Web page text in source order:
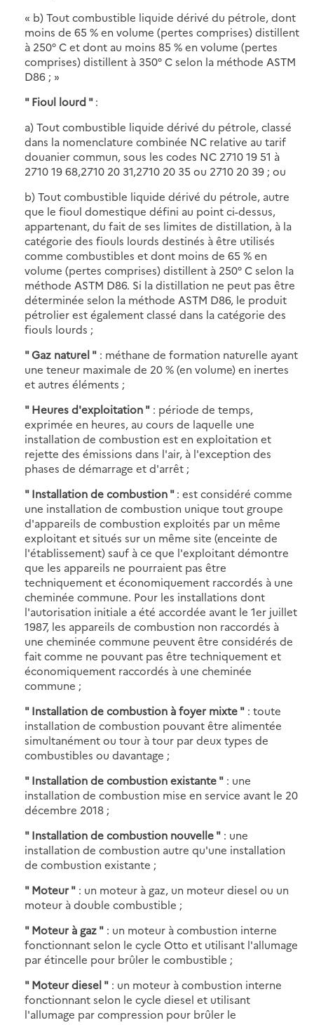
« b) Tout combustible liquide dérivé du pétrole, dont
moins de 65 % en volume (pertes comprises) distillent
à 250° C et dont au moins 85 % en volume (pertes
comprises) distillent à 350° C selon la méthode ASTM
D86 ; »
" Fioul lourd ":
a) Tout combustible liquide dérivé du pétrole, classé
dans la nomenclature combinée NC relative au tarif
douanier commun, sous les codes NC 2710 19 51 à
2710 19 68,2710 20 31,2710 20 35 ou 2710 20 39 ; ou
b) Tout combustible liquide dérivé du pétrole, autre
que le fioul domestique défini au point ci-dessus,
appartenant, du fait de ses limites de distillation, à la
catégorie des fiouls lourds destinés à être utilisés
comme combustibles et dont moins de 65 % en
volume (pertes comprises) distillent à 250° C selon la
méthode ASTM D86. Si la distillation ne peut pas être
déterminée selon la méthode ASTM D86, le produit
pétrolier est également classé dans la catégorie des
fiouls lourds ;
" Gaz naturel " : méthane de formation naturelle ayant
une teneur maximale de 20 % (en volume) en inertes
et autres éléments ;
" Heures d'exploitation " : période de temps,
exprimée en heures, au cours de laquelle une
installation de combustion est en exploitation et
rejette des émissions dans l'air, à l'exception des
phases de démarrage et d'arrêt ;
" Installation de combustion ": est considéré comme
une installation de combustion unique tout groupe
d'appareils de combustion exploités par un même
exploitant et situés sur un même site (enceinte de
l'établissement) sauf à ce que l'exploitant démontre
que les appareils ne pourraient pas être
techniquement et économiquement raccordés à une
cheminée commune. Pour les installations dont
l'autorisation initiale a été accordée avant le 1er juillet
1987, les appareils de combustion non raccordés à
une cheminée commune peuvent être considérés de
fait comme ne pouvant pas être techniquement et
économiquement raccordés à une cheminée
commune ;
" Installation de combustion à foyer mixte " : toute
installation de combustion pouvant être alimentée
simultanément ou tour à tour par deux types de
combustibles ou davantage ;
" Installation de combustion existante " : une
installation de combustion mise en service avant le 20
décembre 2018 ;
" Installation de combustion nouvelle " : une
installation de combustion autre qu'une installation
de combustion existante ;
" Moteur " : un moteur à gaz, un moteur diesel ou un
moteur à double combustible ;
" Moteur à gaz " : un moteur à combustion interne
fonctionnant selon le cycle Otto et utilisant l'allumage
par étincelle pour brûler le combustible ;
" Moteur diesel " : un moteur à combustion interne
fonctionnant selon le cycle diesel et utilisant
l'allumage par compression pour brûler le